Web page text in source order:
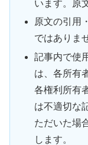
います。原
原文の引用
ではありま
記事内で使
は、各所有
各権利所有
は不適切な
ただいた場
します。